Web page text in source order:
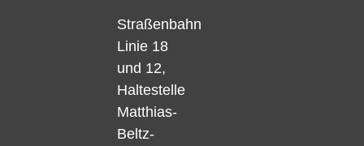
Straßenbahn
Linie 18
und 12,
Haltestelle
Matthias-
Beltz-